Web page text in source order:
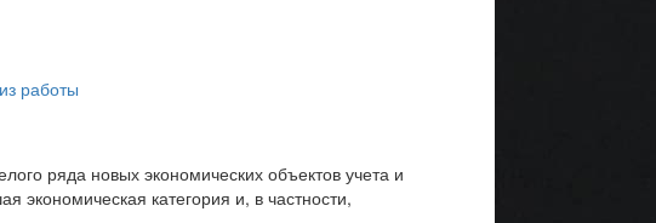
работы
ряда новых экономических объектов учета и
экономическая категория и, в частности,